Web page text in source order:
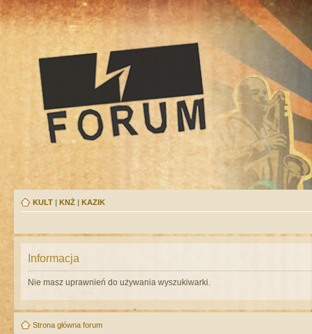
KULT | KNŻ | KAZIK
Informacja
Nie masz uprawnień do używania wyszukiwarki.
Strona główna forum